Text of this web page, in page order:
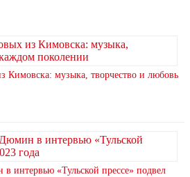
Кимовска: музыка, творчество и любовь
интервью «Тульской прессе» подвел